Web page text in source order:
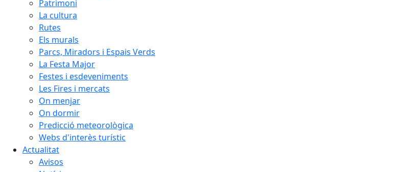
Patrimoni
La cultura
Rutes
Els murals
Parcs, Miradors i Espais Verds
La Festa Major
Festes i esdeveniments
Les Fires i mercats
On menjar
On dormir
Predicció meteorològica
Webs d'interès turístic
Actualitat
Avisos